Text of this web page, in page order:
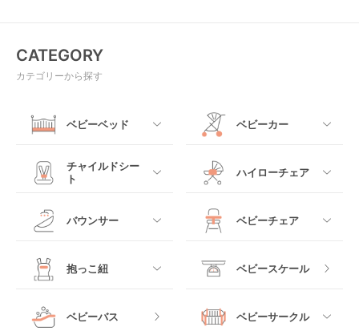
CATEGORY
カテゴリーから探す
ベビーベッド
すべて
レギュラーサイズベビ
ベッドインベッド
クーファン
ベビーカー
すべて
ベビーカーその他
チャイルドシー
ト
すべて
ジュニアシート
ハイローチェア
すべて
バウンサー
すべて
ベビーチェア
すべて
抱っこ紐
すべて
ベビースケール
ベビーバス ベビーサークル